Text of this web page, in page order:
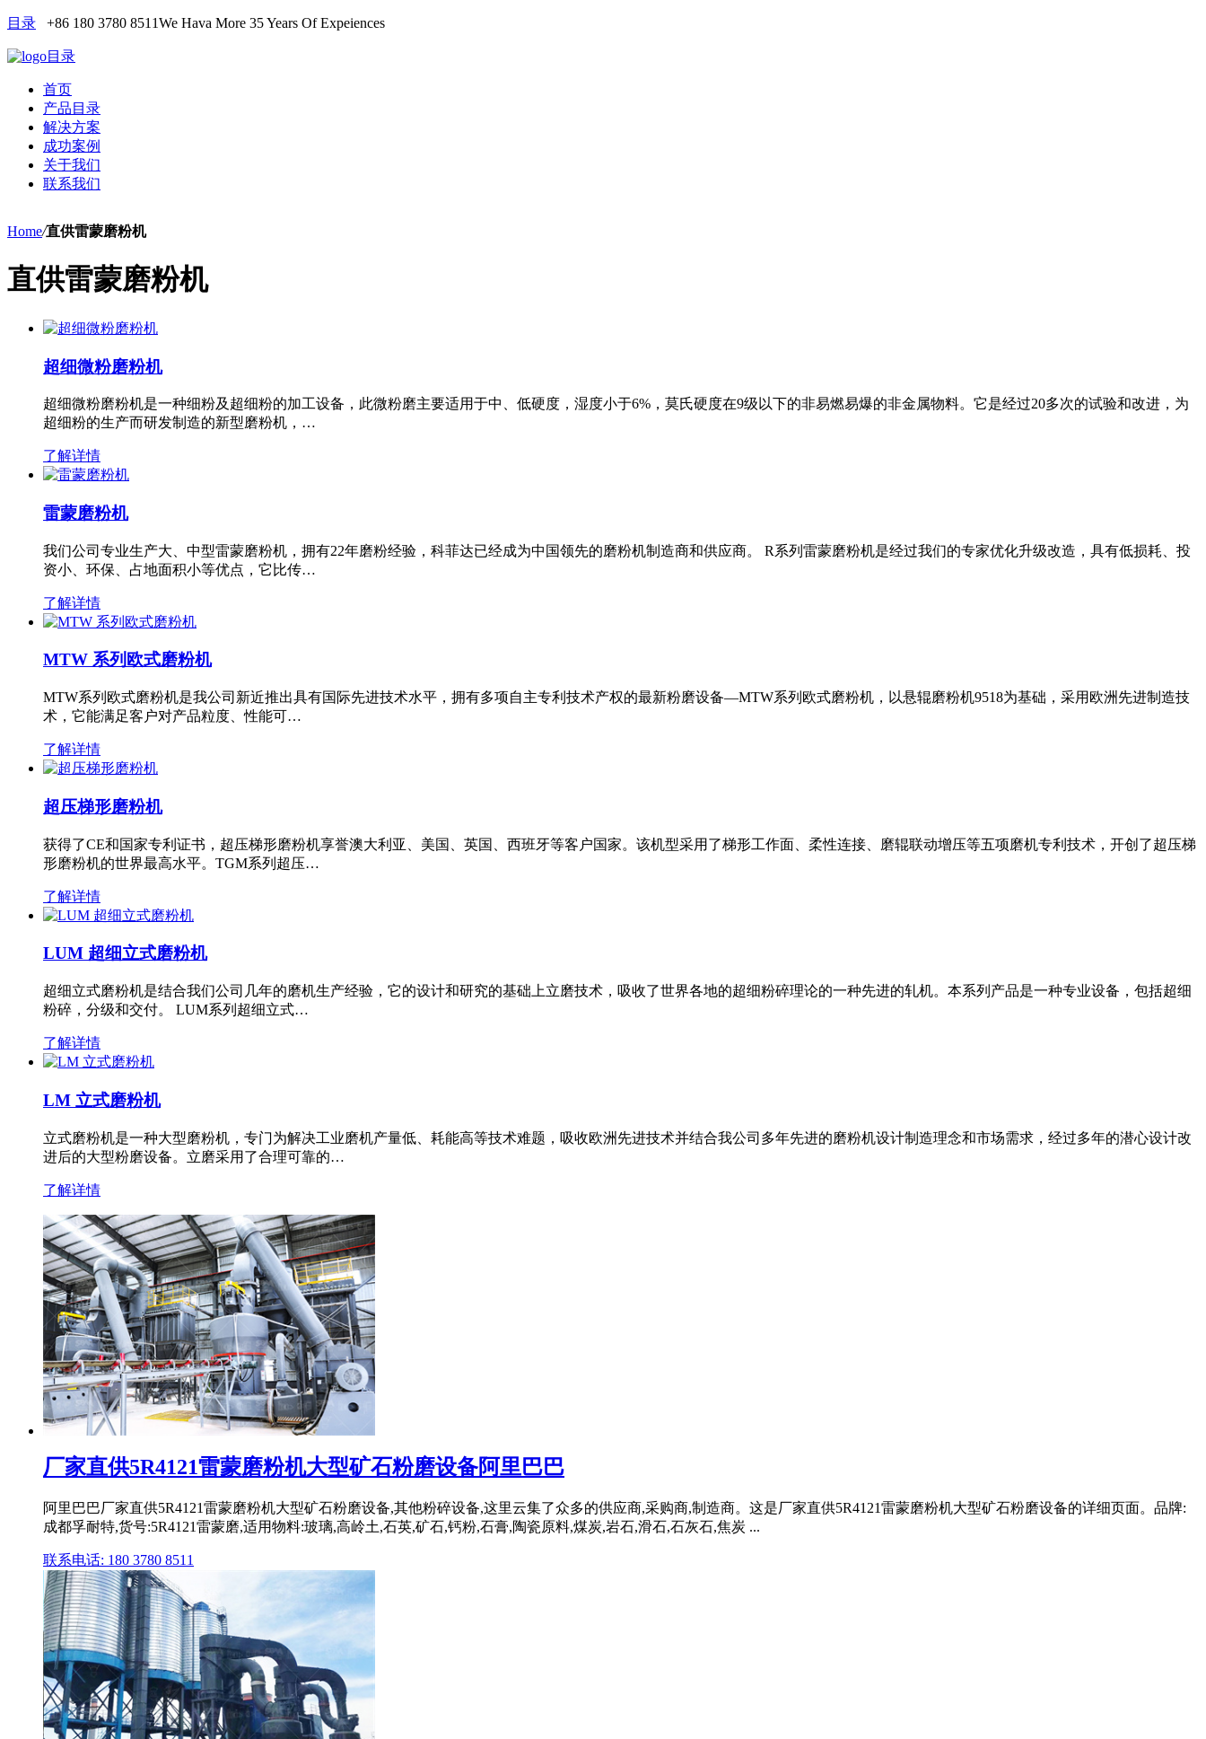
目录 +86 180 3780 8511We Hava More 35 Years Of Expeiences
目录
首页
产品目录
解决方案
成功案例
关于我们
联系我们
Home/直供雷蒙磨粉机
直供雷蒙磨粉机
超细微粉磨粉机
超细微粉磨粉机是一种细粉及超细粉的加工设备，此微粉磨主要适用于中、低硬度，湿度小于6%，莫氏硬度在9级以下的非易燃易爆的非金属物料。它是经过20多次的试验和改进，为
超细粉的生产而研发制造的新型磨粉机，…
了解详情
雷蒙磨粉机
我们公司专业生产大、中型雷蒙磨粉机，拥有22年磨粉经验，科菲达已经成为中国领先的磨粉机制造商和供应商。 R系列雷蒙磨粉机是经过我们的专家优化升级改造，具有低损耗、投
资小、环保、占地面积小等优点，它比传…
了解详情
MTW 系列欧式磨粉机
MTW系列欧式磨粉机是我公司新近推出具有国际先进技术水平，拥有多项自主专利技术产权的最新粉磨设备—MTW系列欧式磨粉机，以悬辊磨粉机9518为基础，采用欧洲先进制造技
术，它能满足客户对产品粒度、性能可…
了解详情
超压梯形磨粉机
获得了CE和国家专利证书，超压梯形磨粉机享誉澳大利亚、美国、英国、西班牙等客户国家。该机型采用了梯形工作面、柔性连接、磨辊联动增压等五项磨机专利技术，开创了超压梯
形磨粉机的世界最高水平。TGM系列超压…
了解详情
LUM 超细立式磨粉机
超细立式磨粉机是结合我们公司几年的磨机生产经验，它的设计和研究的基础上立磨技术，吸收了世界各地的超细粉碎理论的一种先进的轧机。本系列产品是一种专业设备，包括超细
粉碎，分级和交付。 LUM系列超细立式…
了解详情
LM 立式磨粉机
立式磨粉机是一种大型磨粉机，专门为解决工业磨机产量低、耗能高等技术难题，吸收欧洲先进技术并结合我公司多年先进的磨粉机设计制造理念和市场需求，经过多年的潜心设计改
进后的大型粉磨设备。立磨采用了合理可靠的…
了解详情
厂家直供5R4121雷蒙磨粉机大型矿石粉磨设备阿里巴巴
阿里巴巴厂家直供5R4121雷蒙磨粉机大型矿石粉磨设备,其他粉碎设备,这里云集了众多的供应商,采购商,制造商。这是厂家直供5R4121雷蒙磨粉机大型矿石粉磨设备的详细页面。品牌:
成都孚耐特,货号:5R4121雷蒙磨,适用物料:玻璃,高岭土,石英,矿石,钙粉,石膏,陶瓷原料,煤炭,岩石,滑石,石灰石,焦炭 ...
联系电话: 180 3780 8511